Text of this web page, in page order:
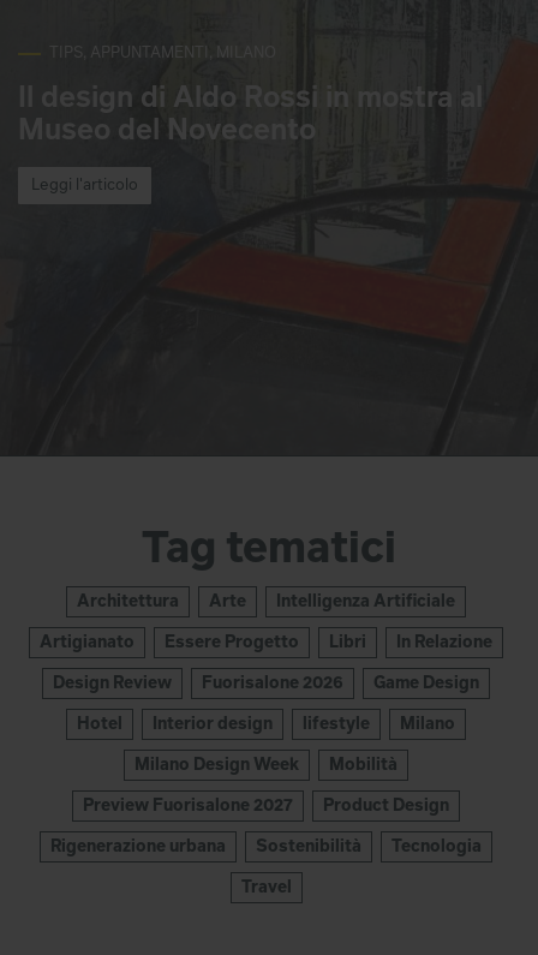
TIPS, APPUNTAMENTI, MILANO
Il design di Aldo Rossi in mostra al
Museo del Novecento
Leggi l'articolo
Tag tematici
Architettura Arte Intelligenza Artificiale
Artigianato Essere Progetto Libri In Relazione
Design Review Fuorisalone 2026 Game Design
Hotel Interior design lifestyle Milano
Milano Design Week Mobilità
Preview Fuorisalone 2027 Product Design
Rigenerazione urbana Sostenibilità Tecnologia
Travel